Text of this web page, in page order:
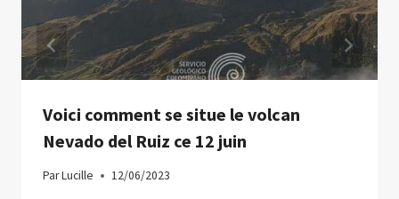
Voici comment se situe le volcan
Nevado del Ruiz ce 12 juin
ParLucille 12/06/2023